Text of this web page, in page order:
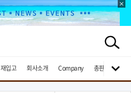
재입고 회사소개 Company 총판브랜드